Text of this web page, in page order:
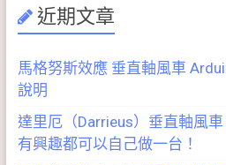
近期文章
馬格努斯效應 垂直軸風車
說明
達里厄（Darrieus）垂直軸風車
有興趣都可以自己做一台！